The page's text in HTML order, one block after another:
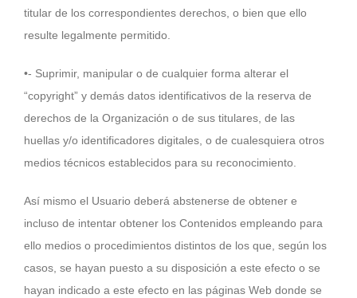
titular de los correspondientes derechos, o bien que ello
resulte legalmente permitido.
•- Suprimir, manipular o de cualquier forma alterar el
“copyright” y demás datos identificativos de la reserva de
derechos de la Organización o de sus titulares, de las
huellas y/o identificadores digitales, o de cualesquiera otros
medios técnicos establecidos para su reconocimiento.
Así mismo el Usuario deberá abstenerse de obtener e
incluso de intentar obtener los Contenidos empleando para
ello medios o procedimientos distintos de los que, según los
casos, se hayan puesto a su disposición a este efecto o se
hayan indicado a este efecto en las páginas Web donde se